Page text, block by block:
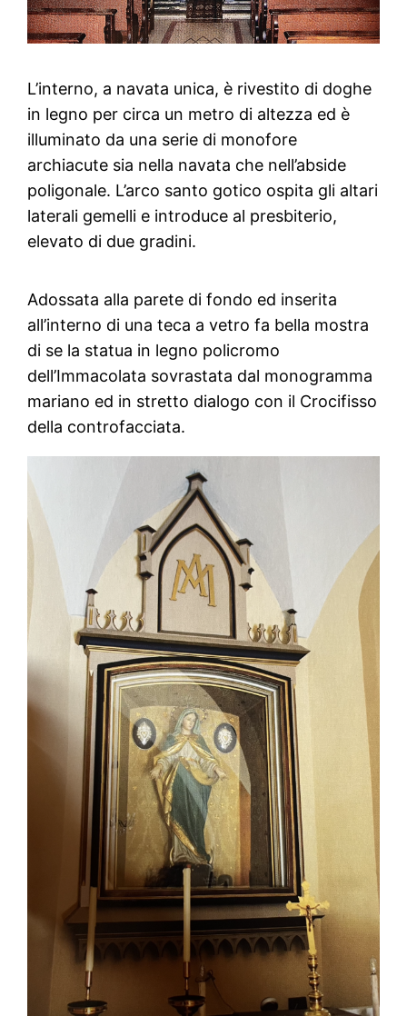
L’interno, a navata unica, è rivestito di doghe
in legno per circa un metro di altezza ed è
illuminato da una serie di monofore
archiacute sia nella navata che nell’abside
poligonale. L’arco santo gotico ospita gli altari
laterali gemelli e introduce al presbiterio,
elevato di due gradini.
Adossata alla parete di fondo ed inserita
all’interno di una teca a vetro fa bella mostra
di se la statua in legno policromo
dell’Immacolata sovrastata dal monogramma
mariano ed in stretto dialogo con il Crocifisso
della controfacciata.